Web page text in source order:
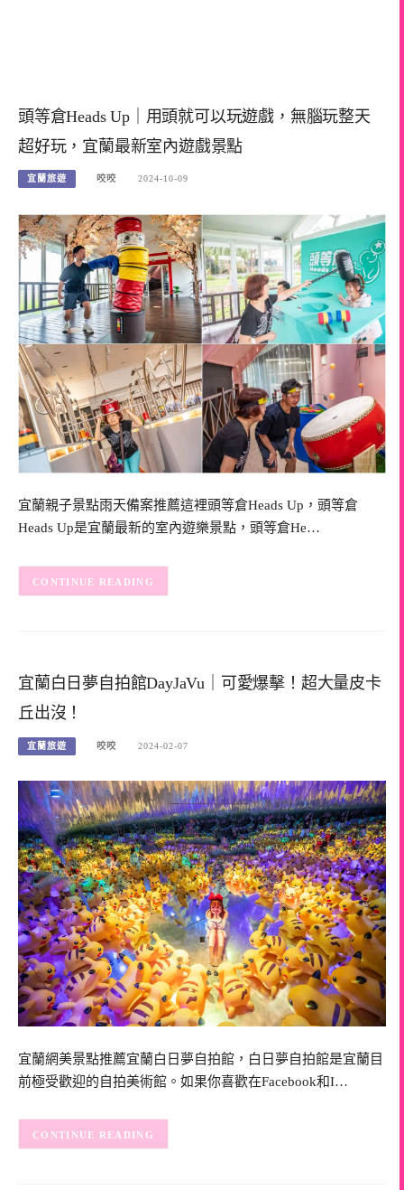
頭等倉Heads Up｜用頭就可以玩遊戲，無腦玩整天
超好玩，宜蘭最新室內遊戲景點
宜蘭旅遊 咬咬 2024-10-09
宜蘭親子景點雨天備案推薦這裡頭等倉Heads Up，頭等倉
Heads Up是宜蘭最新的室內遊樂景點，頭等倉He…
CONTINUE READING
宜蘭白日夢自拍館DayJaVu｜可愛爆擊！超大量皮卡
丘出沒！
宜蘭旅遊 咬咬 2024-02-07
宜蘭網美景點推薦宜蘭白日夢自拍館，白日夢自拍館是宜蘭目
前極受歡迎的自拍美術館。如果你喜歡在Facebook和I…
CONTINUE READING